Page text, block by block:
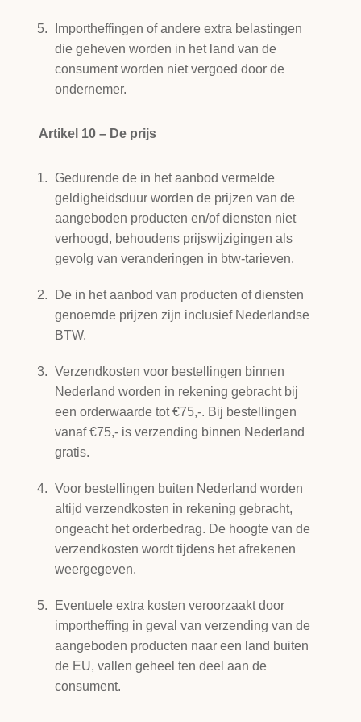
Importheffingen of andere extra belastingen
die geheven worden in het land van de
consument worden niet vergoed door de
ondernemer.
Artikel 10 – De prijs
Gedurende de in het aanbod vermelde
geldigheidsduur worden de prijzen van de
aangeboden producten en/of diensten niet
verhoogd, behoudens prijswijzigingen als
gevolg van veranderingen in btw-tarieven.
De in het aanbod van producten of diensten
genoemde prijzen zijn inclusief Nederlandse
BTW.
Verzendkosten voor bestellingen binnen
Nederland worden in rekening gebracht bij
een orderwaarde tot €75,-. Bij bestellingen
vanaf €75,- is verzending binnen Nederland
gratis.
Voor bestellingen buiten Nederland worden
altijd verzendkosten in rekening gebracht,
ongeacht het orderbedrag. De hoogte van de
verzendkosten wordt tijdens het afrekenen
weergegeven.
Eventuele extra kosten veroorzaakt door
importheffing in geval van verzending van de
aangeboden producten naar een land buiten
de EU, vallen geheel ten deel aan de
consument.